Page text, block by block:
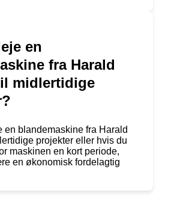
en
fra Harald
midlertidige
en blandemaskine fra Harald
projekter eller hvis du
maskinen en kort periode,
en økonomisk fordelagtig